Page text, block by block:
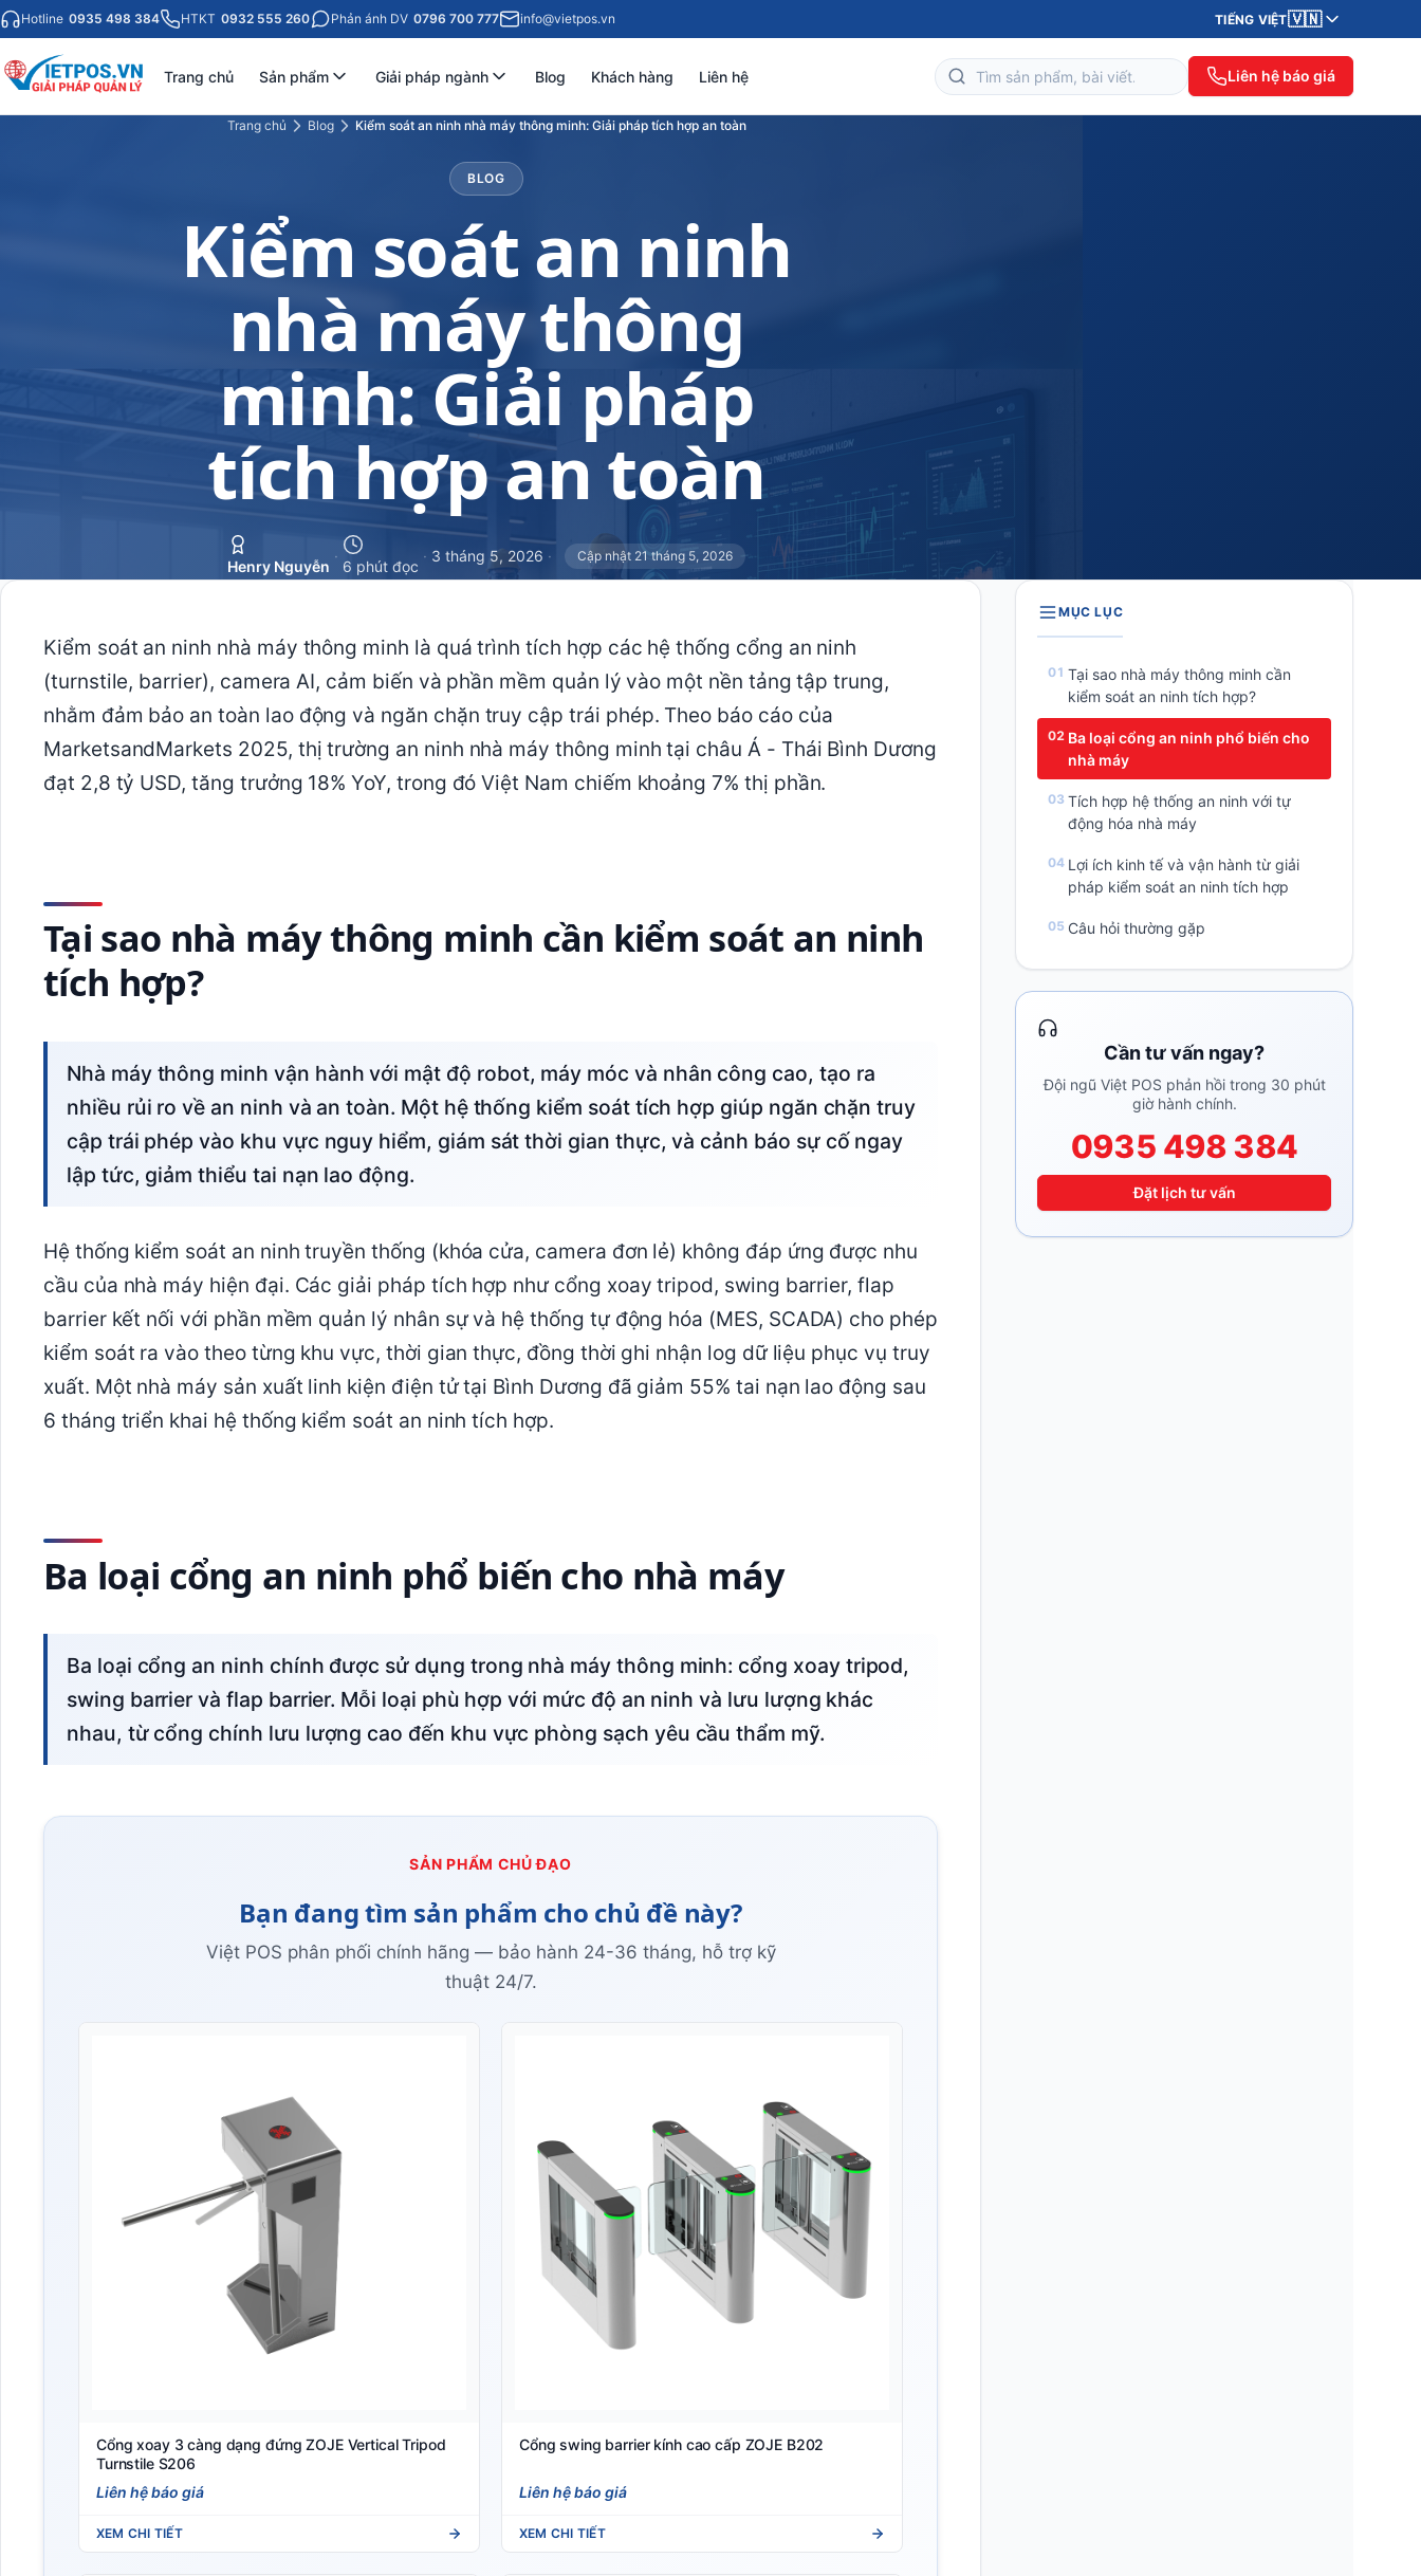
Hotline 0935 498 384 HTKT 0932 555 260 Phản ánh DV 0796 700 777 info@vietpos.vn TIẾNG VIỆT🇻🇳
Trang chủ Sản phẩm Giải pháp ngành Blog Khách hàng Liên hệ Liên hệ báo giá
Trang chủ Blog Kiểm soát an ninh nhà máy thông minh: Giải pháp tích hợp an toàn
BLOG
Kiểm soát an ninh
nhà máy thông
minh: Giải pháp
tích hợp an toàn
Henry Nguyễn
·
6 phút đọc
· 3 tháng 5, 2026 · Cập nhật 21 tháng 5, 2026
Kiểm soát an ninh nhà máy thông minh là quá trình tích hợp các hệ thống cổng an ninh
(turnstile, barrier), camera AI, cảm biến và phần mềm quản lý vào một nền tảng tập trung,
nhằm đảm bảo an toàn lao động và ngăn chặn truy cập trái phép. Theo báo cáo của
MarketsandMarkets 2025, thị trường an ninh nhà máy thông minh tại châu Á - Thái Bình Dương
đạt 2,8 tỷ USD, tăng trưởng 18% YoY, trong đó Việt Nam chiếm khoảng 7% thị phần.
Tại sao nhà máy thông minh cần kiểm soát an ninh
tích hợp?
Nhà máy thông minh vận hành với mật độ robot, máy móc và nhân công cao, tạo ra
nhiều rủi ro về an ninh và an toàn. Một hệ thống kiểm soát tích hợp giúp ngăn chặn truy
cập trái phép vào khu vực nguy hiểm, giám sát thời gian thực, và cảnh báo sự cố ngay
lập tức, giảm thiểu tai nạn lao động.
Hệ thống kiểm soát an ninh truyền thống (khóa cửa, camera đơn lẻ) không đáp ứng được nhu
cầu của nhà máy hiện đại. Các giải pháp tích hợp như cổng xoay tripod, swing barrier, flap
barrier kết nối với phần mềm quản lý nhân sự và hệ thống tự động hóa (MES, SCADA) cho phép
kiểm soát ra vào theo từng khu vực, thời gian thực, đồng thời ghi nhận log dữ liệu phục vụ truy
xuất. Một nhà máy sản xuất linh kiện điện tử tại Bình Dương đã giảm 55% tai nạn lao động sau
6 tháng triển khai hệ thống kiểm soát an ninh tích hợp.
Ba loại cổng an ninh phổ biến cho nhà máy
Ba loại cổng an ninh chính được sử dụng trong nhà máy thông minh: cổng xoay tripod,
swing barrier và flap barrier. Mỗi loại phù hợp với mức độ an ninh và lưu lượng khác
nhau, từ cổng chính lưu lượng cao đến khu vực phòng sạch yêu cầu thẩm mỹ.
SẢN PHẨM CHỦ ĐẠO
Bạn đang tìm sản phẩm cho chủ đề này?
Việt POS phân phối chính hãng — bảo hành 24-36 tháng, hỗ trợ kỹ
thuật 24/7.
Cổng xoay 3 càng dạng đứng ZOJE Vertical Tripod
Turnstile S206
Liên hệ báo giá
XEM CHI TIẾT
Cổng swing barrier kính cao cấp ZOJE B202
Liên hệ báo giá
XEM CHI TIẾT
MỤC LỤC
Tại sao nhà máy thông minh cần
kiểm soát an ninh tích hợp?
Ba loại cổng an ninh phổ biến cho
nhà máy
Tích hợp hệ thống an ninh với tự
động hóa nhà máy
Lợi ích kinh tế và vận hành từ giải
pháp kiểm soát an ninh tích hợp
Câu hỏi thường gặp
Cần tư vấn ngay?
Đội ngũ Việt POS phản hồi trong 30 phút
giờ hành chính.
0935 498 384
Đặt lịch tư vấn